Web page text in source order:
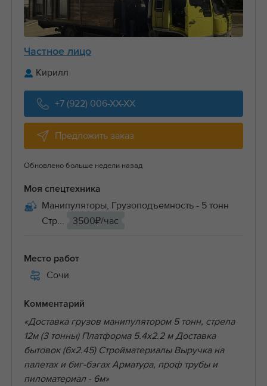
Частное лицо
Кирилл
+7 (922) 006-XX-XX
Предложить заказ
Обновлено больше недели назад
Моя спецтехника
Манипуляторы, Грузоподъемность - 5 тонн
Стр...
3500₽/час
Место работ
Сочи
Комментарий
«Доставка грузов манипулятором 5 тонн, стрела
12м (3 тонны) Платформа 5.4х2.2 м Доставка
бытовок (6х2.45) Стройматериалы Выручка на
палетах и биг-бэгах Арматура, проф трубы и
пиломатериал - 6м»